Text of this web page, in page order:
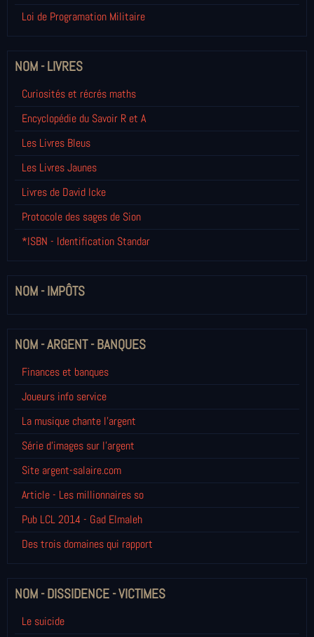
Loi de Programation Militaire
NOM - LIVRES
Curiosités et récrés maths
Encyclopédie du Savoir R et A
Les Livres Bleus
Les Livres Jaunes
Livres de David Icke
Protocole des sages de Sion
*ISBN - Identification Standar
NOM - IMPÔTS
NOM - ARGENT - BANQUES
Finances et banques
Joueurs info service
La musique chante l'argent
Série d'images sur l'argent
Site argent-salaire.com
Article - Les millionnaires so
Pub LCL 2014 - Gad Elmaleh
Des trois domaines qui rapport
NOM - DISSIDENCE - VICTIMES
Le suicide